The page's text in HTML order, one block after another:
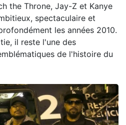
the Throne, Jay-Z et Kanye
spectaculaire et
les années 2010.
il reste l'une des
de l'histoire du